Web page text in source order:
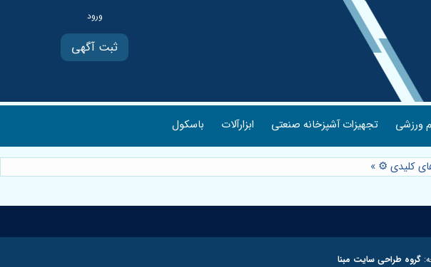
ثبت آگهی
ورزشی تجهیزات آشپزخانه صنعتی ابزارآلات باسکول
»
گروه طراحی سایت مبنا